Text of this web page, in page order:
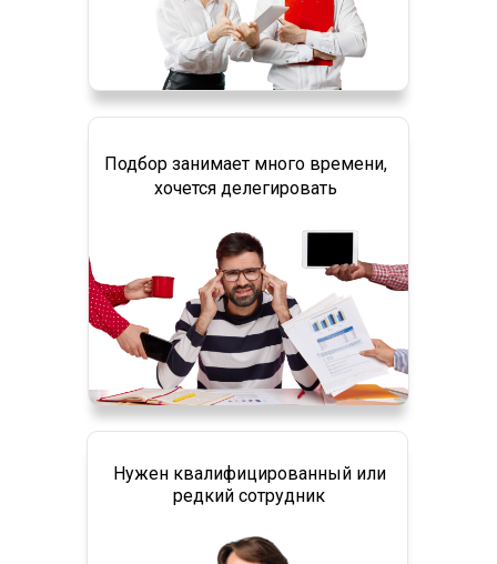
Подбор занимает много времени,
хочется делегировать
Нужен квалифицированный или
редкий сотрудник